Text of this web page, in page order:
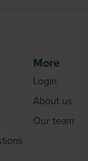
More
Login
About us
Our team